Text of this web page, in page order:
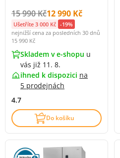
Původní cena s DPH:
15 990 KčCena s DPH:
12 990 Kč
Ušetříte 3 000 Kč -19%
nejnižší cena za posledních 30 dnů
15 990 Kč
Skladem v e-shopu u
vás již 11. 8.
ihned k dispozici na
5 prodejnách
4.7
Do košíku